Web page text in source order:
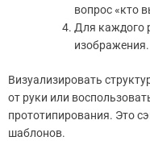
вопрос «кто
Для каждого
изображения.
Визуализировать
от руки или
прототипирования. Это
шаблонов.